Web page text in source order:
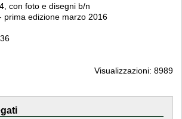
con foto e disegni b/n
prima edizione marzo 2016
Visualizzazioni: 8989